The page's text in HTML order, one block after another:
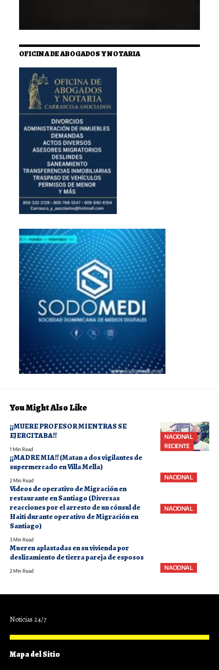
OFICINA DE ABOGADOS Y NOTARIA
You Might Also Like
NACIONAL
RECIENTE
¡¡MUERE PROFESOR MIENTRAS SE
EJERCITABA!!
1 Min Read
NACIONAL
¡¡MADRE MIA!! (Matan a dos vigilantes de
supermercado en Villa Mella)
2 Min Read
NACIONAL
Videos de operativo de Migración en
restaurante en Santiago (Diversas
reacciones por el arresto de un cónsul de
Haití durante operativo de Migración en
Santiago)
3 Min Read
NACIONAL
Mueren aplastadas en su vivienda por
deslizamiento de tierra pareja de esposos
2 Min Read
Noticias 24/7
Mapa del Sitio